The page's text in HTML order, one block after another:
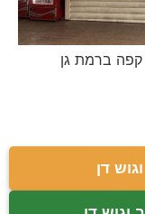
ברמת גן
דן